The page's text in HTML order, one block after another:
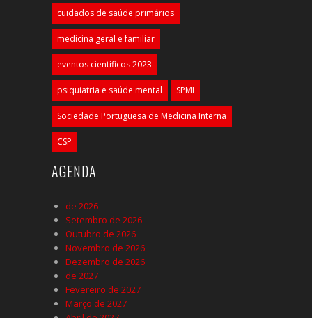
cuidados de saúde primários
medicina geral e familiar
eventos científicos 2023
psiquiatria e saúde mental SPMI
Sociedade Portuguesa de Medicina Interna
CSP
AGENDA
de 2026
Setembro de 2026
Outubro de 2026
Novembro de 2026
Dezembro de 2026
de 2027
Fevereiro de 2027
Março de 2027